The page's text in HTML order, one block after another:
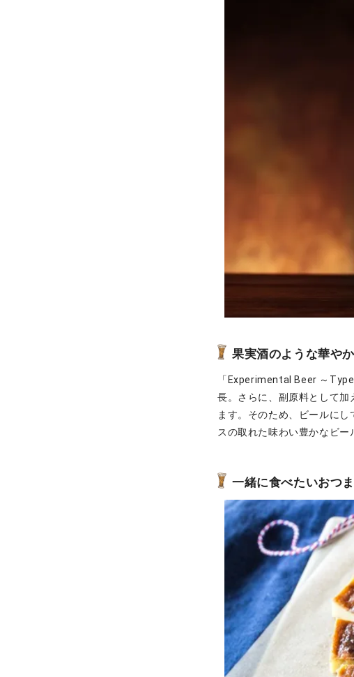
果実酒のような華や
「Experimental Beer ～
長。さらに、副原料として加
ます。そのため、ビールに
スの取れた味わい豊かなビー
一緒に食べたいおつ